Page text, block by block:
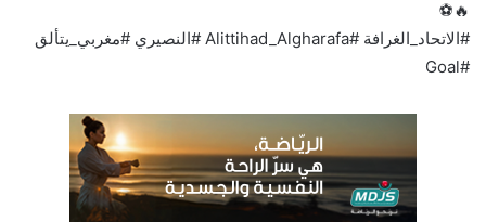
🔥⚽️
#الاتحاد_الغرافة #Alittihad_Algharafa #النصيري #مغربي_يتألق
#Goal